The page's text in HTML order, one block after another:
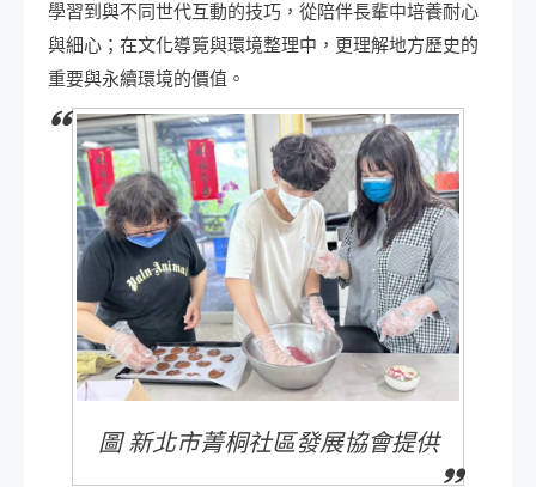
學習到與不同世代互動的技巧，從陪伴長輩中培養耐心
與細心；在文化導覽與環境整理中，更理解地方歷史的
重要與永續環境的價值。
圖 新北市菁桐社區發展協會提供